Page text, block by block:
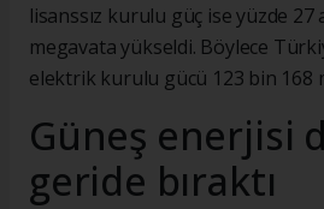
lisanssız kurulu güç ise yüzde 27
megavata yükseldi. Böylece
elektrik kurulu gücü 123 bin 168
Güneş enerjisi
geride bıraktı